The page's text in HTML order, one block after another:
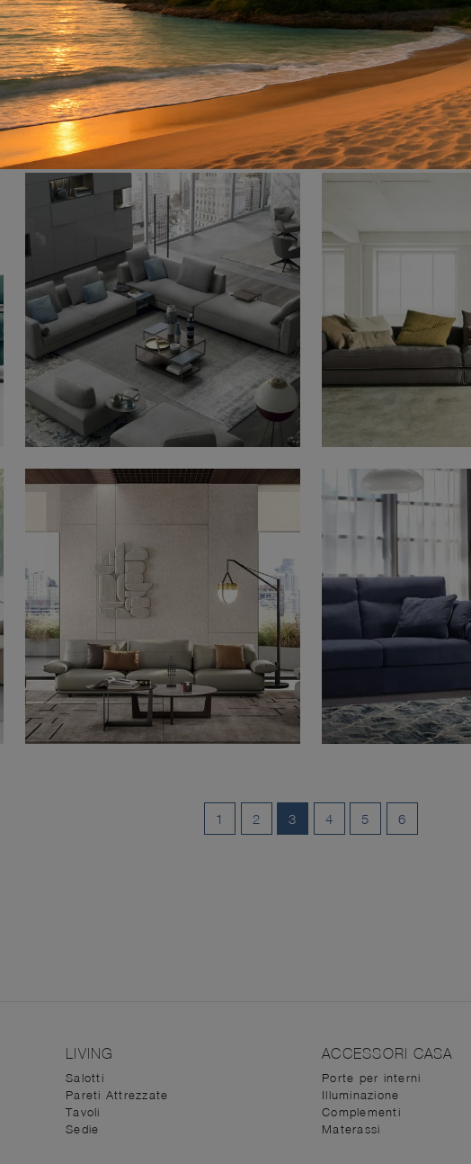
1 2 3 4 5 6
LIVING
Salotti
Pareti Attrezzate
Tavoli
Sedie
ACCESSORI CASA
Porte per interni
Illuminazione
Complementi
Materassi